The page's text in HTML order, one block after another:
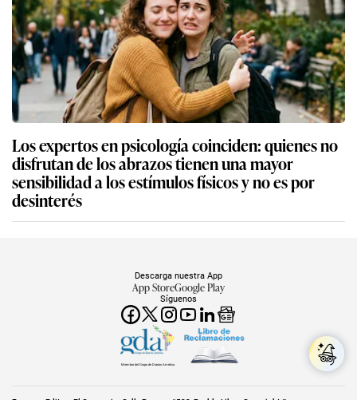
Los expertos en psicología coinciden: quienes no
disfrutan de los abrazos tienen una mayor
sensibilidad a los estímulos físicos y no es por
desinterés
Síguenos
Descarga nuestra App
App StoreGoogle Play
Miembro del Grupo de Diarios América